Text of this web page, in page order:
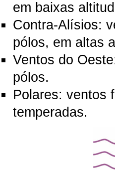
em baixas
Contra-Alísios:
pólos, em altas
Ventos do
pólos.
Polares: ventos
temperadas.